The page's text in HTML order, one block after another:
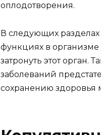
оплодотворения.
В следующих разделах
функциях в организме
затронуть этот
заболеваний
сохранению здоровья